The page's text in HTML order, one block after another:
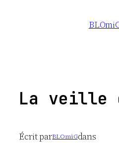
La veille
Écrit parBLOmiGdans